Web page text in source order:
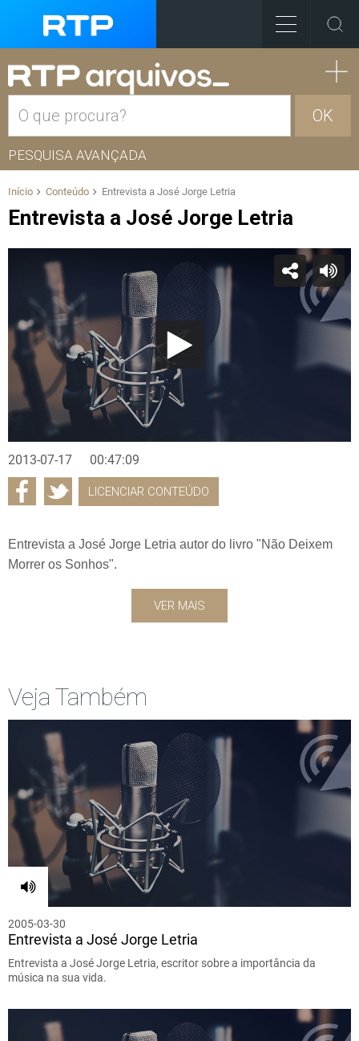
OK
PESQUISA AVANÇADA
Início Conteúdo Entrevista a José Jorge Letria
Entrevista a José Jorge Letria
2013-07-17 00:47:09
LICENCIAR CONTEÚDO
Entrevista a José Jorge Letria autor do livro "Não Deixem
Morrer os Sonhos".
VER MAIS
Veja Também
2005-03-30
Entrevista a José Jorge Letria
Entrevista a José Jorge Letria, escritor sobre a importância da
música na sua vida.